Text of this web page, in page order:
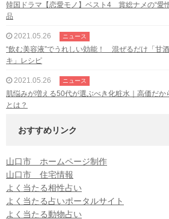
韓国ドラマ【恋愛モノ】ベスト4 賞総ナメの“愛
品
2021.05.26 ニュース
“飲む美容液”でうれしい効能！ 混ぜるだけ「甘
キ」レシピ
2021.05.26 ニュース
肌悩みが増える50代が選ぶべき化粧水｜高価だ
とは？
おすすめリンク
山口市 ホームページ制作
山口市 住宅情報
よく当たる相性占い
よく当たる占いポータルサイト
よく当たる動物占い